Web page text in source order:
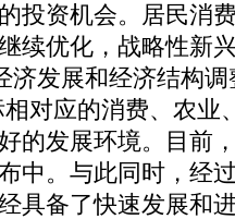
投资机会。居民消
续优化，战略性新
济发展和经济结构
对应的消费、农业
的发展环境。目前
中。与此同时，经
具备了快速发展和